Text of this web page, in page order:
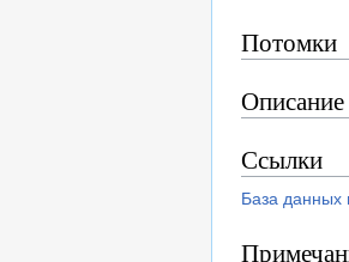
Потомки
Описание
Ссылки
База данных